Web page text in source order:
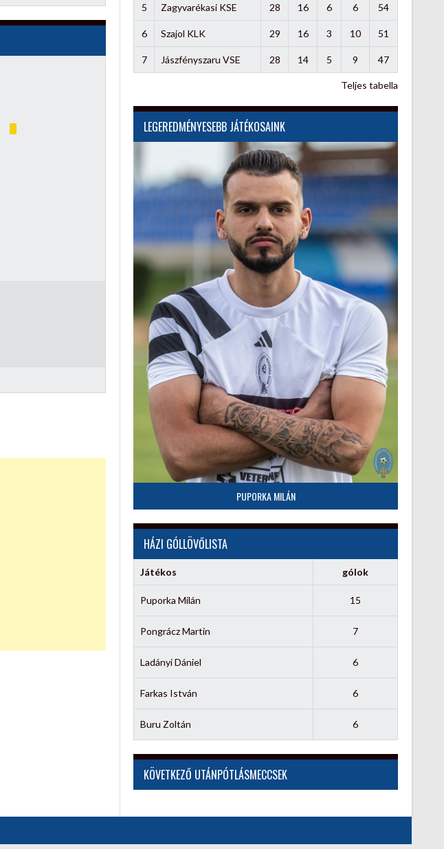
5 Zagyvarékasi KSE 28 16 6 6 54
6 Szajol KLK 29 16 3 10 51
7 Jászfényszaru VSE 28 14 5 9 47
Teljes tabella
LEGEREDMÉNYESEBB JÁTÉKOSAINK
PUPORKA MILÁN
HÁZI GÓLLÖVŐLISTA
Játékos gólok
Puporka Milán 15
Pongrácz Martin 7
Ladányi Dániel 6
Farkas István 6
Buru Zoltán 6
KÖVETKEZŐ UTÁNPÓTLÁSMECCSEK